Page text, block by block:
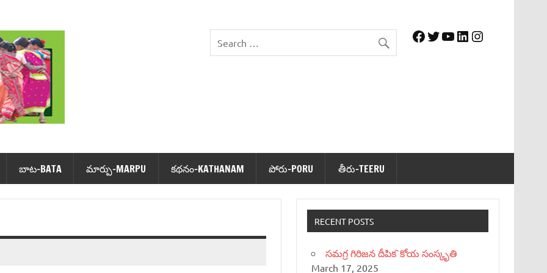
Facebook
Twitter
YouTube
LinkedIn
Instagram
బాట‌-BATA మార్పు-MARPU క‌థ‌నం-KATHANAM పోరు-PORU తీరు-TEERU
RECENT POSTS
సమగ్ర గిరిజన దీపిక`కోయ సంస్కృతి
March 17, 2025